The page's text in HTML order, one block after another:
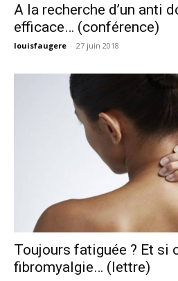
A la recherche d’un anti
efficace… (conférence)
louisfaugere - 27 juin 2018
Toujours fatiguée ? Et si
fibromyalgie… (lettre)